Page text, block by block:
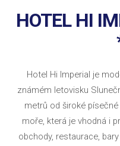
HOTEL HI
Hotel Hi Imperial je
známém letovisku
metrů od široké
moře, která je vhodná i
obchody, restaurace,